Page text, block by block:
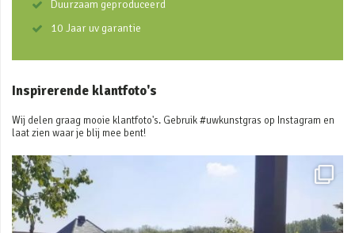
Duurzaam geproduceerd
10 Jaar uv garantie
Inspirerende klantfoto's
Wij delen graag mooie klantfoto's. Gebruik #uwkunstgras op Instagram en
laat zien waar je blij mee bent!